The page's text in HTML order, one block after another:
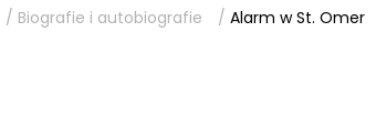
/ Biografie i autobiografie / Alarm w St. Omer